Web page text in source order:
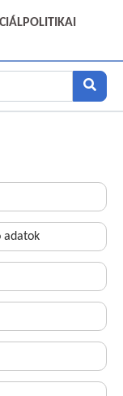
adatok